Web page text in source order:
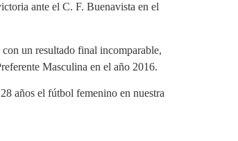
ante el C. F. Buenavista en el
un resultado final incomparable,
Masculina en el año 2016.
años el fútbol femenino en nuestra